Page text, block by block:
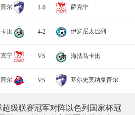
尔 1-0 萨克宁
比 4-2 伊罗尼太巴列
宁 VS 海法马卡比
尔 VS 基尔史莫纳夏普尔
级联赛冠军对阵以色列国家杯冠